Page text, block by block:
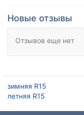
Новые отзывы
Отзывов еще нет
зимняя R15
летняя R15